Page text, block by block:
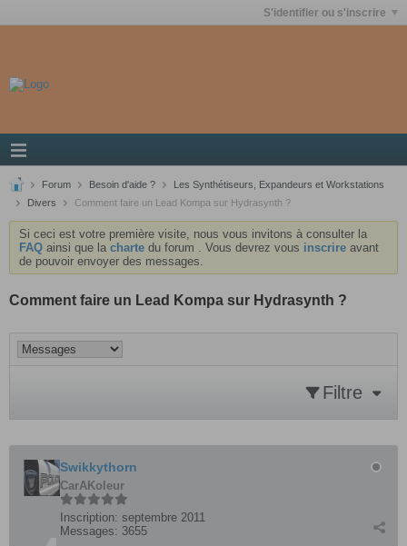
S'identifier ou s'inscrire
Forum Besoin d'aide ?
Les Synthétiseurs, Expandeurs et Workstations
Divers
Comment faire un Lead Kompa sur Hydrasynth ?
Si ceci est votre première visite, nous vous invitons à consulter la
FAQ ainsi que la charte du forum . Vous devrez vous inscrire avant
de pouvoir envoyer des messages.
Comment faire un Lead Kompa sur Hydrasynth ?
Filtre
Swikkythorn
CarAKoleur
Inscription: septembre 2011
Messages: 3655